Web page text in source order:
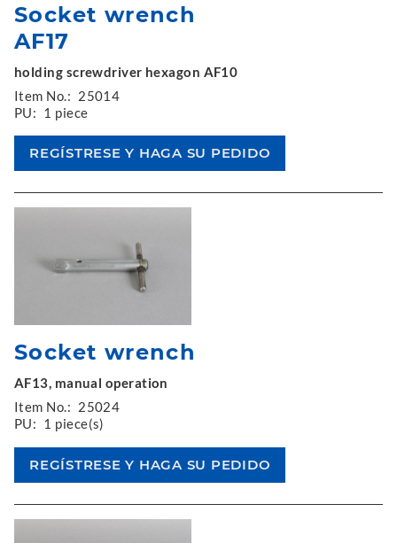
Socket wrench
AF17
holding screwdriver hexagon AF10
Item No.: 25014
PU: 1 piece
Socket wrench
AF13, manual operation
Item No.: 25024
PU: 1 piece(s)